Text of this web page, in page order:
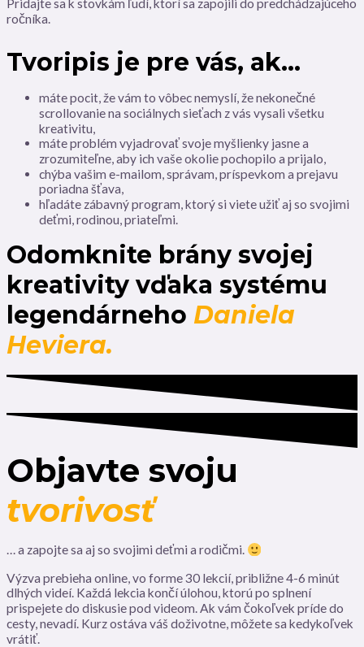
ročníka.
Tvoripis je pre vás, ak…
máte pocit, že vám to vôbec nemyslí, že nekonečné
scrollovanie na sociálnych sieťach z vás vysali všetku
kreativitu,
máte problém vyjadrovať svoje myšlienky jasne a
zrozumiteľne, aby ich vaše okolie pochopilo a prijalo,
chýba vašim e-mailom, správam, príspevkom a prejavu
poriadna šťava,
hľadáte zábavný program, ktorý si viete užiť aj so svojimi
deťmi, rodinou, priateľmi.
Odomknite brány svojej
kreativity vďaka systému
legendárneho Daniela
Heviera.
Objavte svoju
tvorivosť
… a zapojte sa aj so svojimi deťmi a rodičmi.
Výzva prebieha online, vo forme 30 lekcií, približne 4-6 minút
dlhých videí. Každá lekcia končí úlohou, ktorú po splnení
prispejete do diskusie pod videom. Ak vám čokoľvek príde do
cesty, nevadí. Kurz ostáva váš doživotne, môžete sa kedykoľvek
vrátiť.